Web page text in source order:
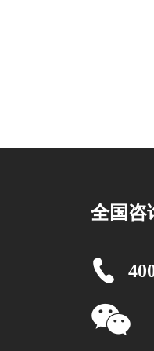
全国咨